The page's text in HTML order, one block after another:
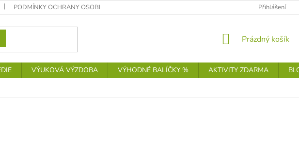
PODMÍNKY OCHRANY OSOBNÍCH ÚDAJŮ Přihlášení
NÁKUPNÍ
Prázdný košík
VÝUKOVÁ VÝZDOBA VÝHODNÉ BALÍČKY % AKTIVITY ZDARMA